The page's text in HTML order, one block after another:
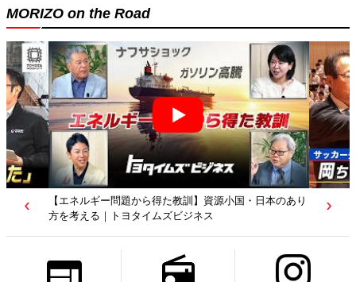
MORIZO on the Road
【若者たちへ】岡田武史さんが“特別授業”で語ったこと
｜サッカー日本代表元監督｜トヨタイムズニュース